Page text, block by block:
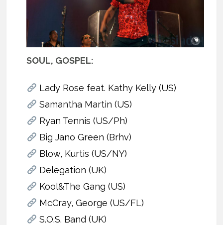
SOUL, GOSPEL:
Lady Rose feat. Kathy Kelly (US)
Samantha Martin (US)
Ryan Tennis (US/Ph)
Big Jano Green (Brhv)
Blow, Kurtis (US/NY)
Delegation (UK)
Kool&The Gang (US)
McCray, George (US/FL)
S.O.S. Band (UK)